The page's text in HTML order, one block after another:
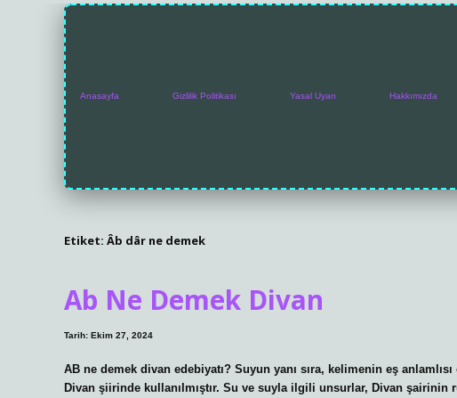
Anasayfa Gizlilik Politikası Yasal Uyarı Hakkımızda
Etiket: Âb dâr ne demek
Ab Ne Demek Divan
Tarih: Ekim 27, 2024
AB ne demek divan edebiyatı? Suyun yanı sıra, kelimenin eş
Divan şiirinde kullanılmıştır. Su ve suyla ilgili unsurlar, Divan